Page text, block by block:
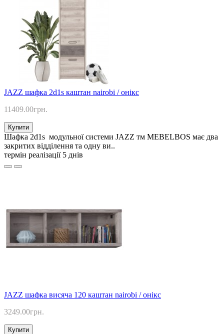
JAZZ шафка 2d1s каштан nairobi / онікс
11409.00грн.
Купити
Шафка 2d1s модульної системи JAZZ тм MEBELBOS має два
закритих відділення та одну ви..
термін реалізації 5 днів
JAZZ шафка висяча 120 каштан nairobi / онікс
3249.00грн.
Купити